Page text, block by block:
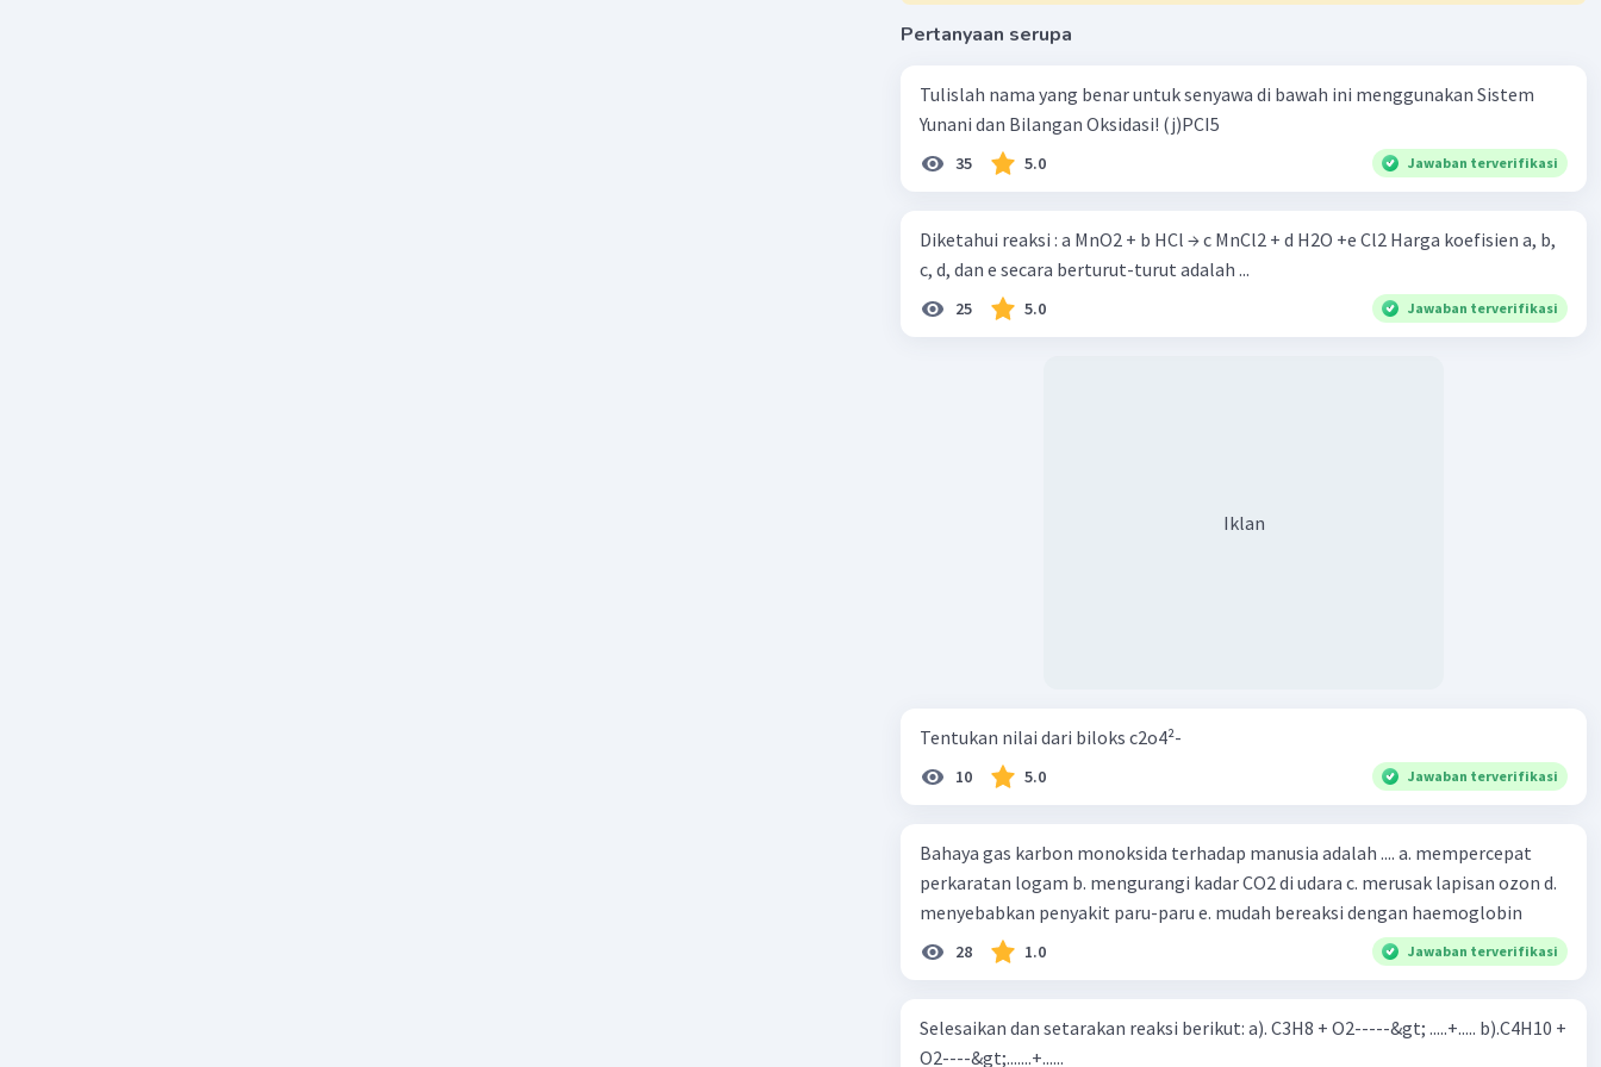
1) Massa Ag yg mengendap ituh ada d sisi sendok-garpu yeeeee,,
Gegara ion Ag+ yg d larutan menerima elektron dari elektrode
jumlah elektron yg dibutuhkan ion Ag+ buat ngendap d sendok-garpu
jg udh ktauan. Fokus sama persamaan reaksi yg ini!
2) Hitung mol elektron,, Inget! 1 mol elektron = 1 Faraday. Jd, klo udh
besar yg sama.
3) Hitung massa endapan Ag dech! Ini bs pake Konsep Mol atau pake
Hukum Faraday 1. Klo saya sech prefer Konsep Mol, jd nggak perlu
Selamat Mencoba untuk Bisa!
Pertanyaan serupa
Tulislah nama yang benar untuk senyawa di bawah ini menggunakan Sistem
Yunani dan Bilangan Oksidasi! (j)PCI5
35 5.0 Jawaban terverifikasi
Diketahui reaksi : a MnO2 + b HCl → c MnCl2 + d H2O +e Cl2 Harga koefisien a, b,
c, d, dan e secara berturut-turut adalah ...
25 5.0 Jawaban terverifikasi
Iklan
Tentukan nilai dari biloks c2o4²-
10 5.0 Jawaban terverifikasi
Bahaya gas karbon monoksida terhadap manusia adalah .... a. mempercepat
perkaratan logam b. mengurangi kadar CO2 di udara c. merusak lapisan ozon d.
menyebabkan penyakit paru-paru e. mudah bereaksi dengan haemoglobin
28 1.0 Jawaban terverifikasi
Selesaikan dan setarakan reaksi berikut: a). C3H8 + O2-----&gt; .....+..... b).C4H10 +
O2----&gt;.......+......